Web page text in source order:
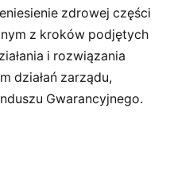
zdrowej części
z kroków podjętych
i rozwiązania
działań zarządu,
Gwarancyjnego.